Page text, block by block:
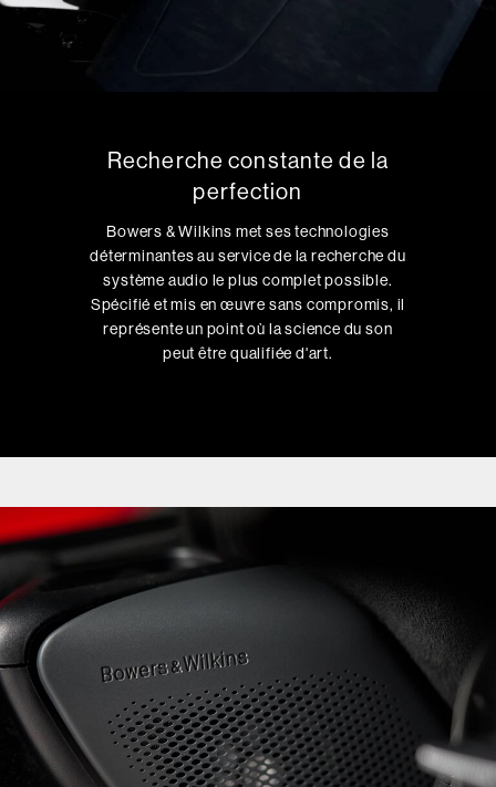
Recherche constante de la
perfection
Bowers & Wilkins met ses technologies
déterminantes au service de la recherche du
système audio le plus complet possible.
Spécifié et mis en œuvre sans compromis, il
représente un point où la science du son
peut être qualifiée d'art.